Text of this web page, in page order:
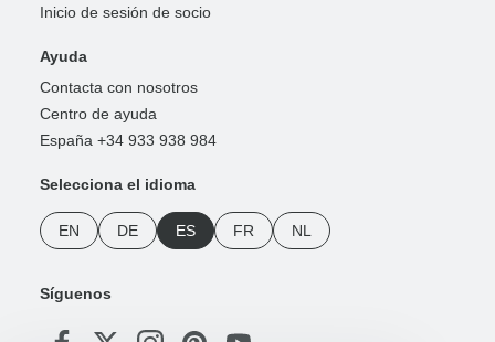
Inicio de sesión de socio
Ayuda
Contacta con nosotros
Centro de ayuda
España +34 933 938 984
Selecciona el idioma
EN DE ES FR NL
Síguenos